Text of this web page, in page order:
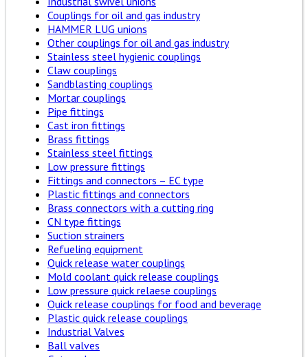
Couplings for oil and gas industry
HAMMER LUG unions
Other couplings for oil and gas industry
Stainless steel hygienic couplings
Claw couplings
Sandblasting couplings
Mortar couplings
Pipe fittings
Cast iron fittings
Brass fittings
Stainless steel fittings
Low pressure fittings
Fittings and connectors – EC type
Plastic fittings and connectors
Brass connectors with a cutting ring
CN type fittings
Suction strainers
Refueling equipment
Quick release water couplings
Mold coolant quick release couplings
Low pressure quick relaese couplings
Quick release couplings for food and beverage
Plastic quick release couplings
Industrial Valves
Ball valves